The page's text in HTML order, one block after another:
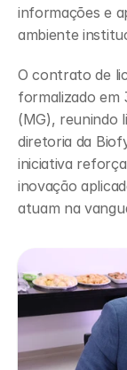
informações e
ambiente
O contrato de
formalizado em
(MG), reunindo
diretoria da
iniciativa
inovação
atuam na